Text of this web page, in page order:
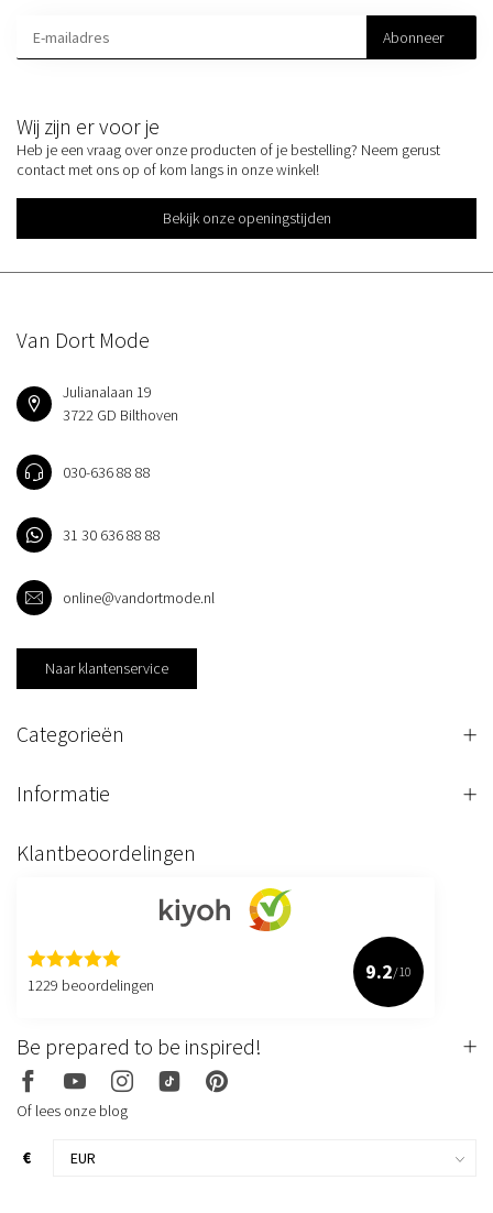
Wij zijn er voor je
Heb je een vraag over onze producten of je bestelling? Neem gerust
contact met ons op of kom langs in onze winkel!
Bekijk onze openingstijden
Abonneer
Van Dort Mode
Julianalaan 19
3722 GD Bilthoven
030-636 88 88
31 30 636 88 88
online@vandortmode.nl
Naar klantenservice
Categorieën
Informatie
Klantbeoordelingen
1229 beoordelingen
9.2/10
Be prepared to be inspired!
Of lees onze blog
€